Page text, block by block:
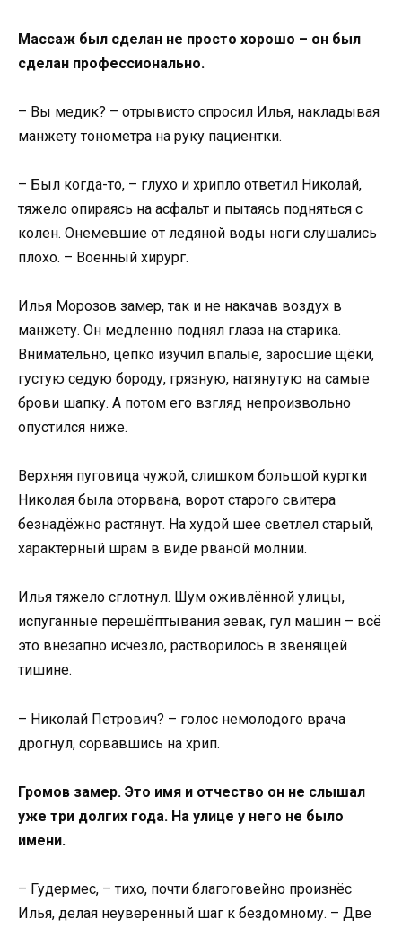
Массаж был сделан не просто хорошо – он был
сделан профессионально.
– Вы медик? – отрывисто спросил Илья, накладывая
манжету тонометра на руку пациентки.
– Был когда-то, – глухо и хрипло ответил Николай,
тяжело опираясь на асфальт и пытаясь подняться с
колен. Онемевшие от ледяной воды ноги слушались
плохо. – Военный хирург.
Илья Морозов замер, так и не накачав воздух в
манжету. Он медленно поднял глаза на старика.
Внимательно, цепко изучил впалые, заросшие щёки,
густую седую бороду, грязную, натянутую на самые
брови шапку. А потом его взгляд непроизвольно
опустился ниже.
Верхняя пуговица чужой, слишком большой куртки
Николая была оторвана, ворот старого свитера
безнадёжно растянут. На худой шее светлел старый,
характерный шрам в виде рваной молнии.
Илья тяжело сглотнул. Шум оживлённой улицы,
испуганные перешёптывания зевак, гул машин – всё
это внезапно исчезло, растворилось в звенящей
тишине.
– Николай Петрович? – голос немолодого врача
дрогнул, сорвавшись на хрип.
Громов замер. Это имя и отчество он не слышал
уже три долгих года. На улице у него не было
имени.
– Гудермес, – тихо, почти благоговейно произнёс
Илья, делая неуверенный шаг к бездомному. – Две